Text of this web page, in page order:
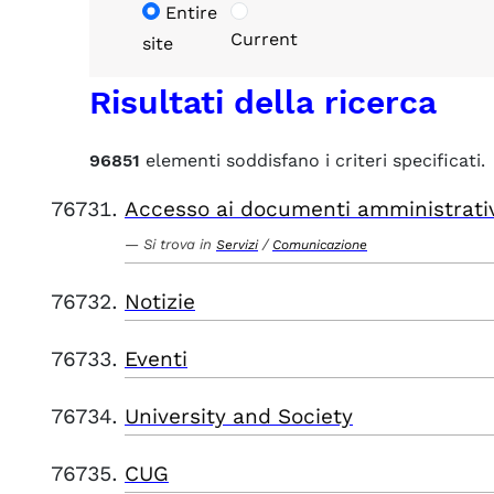
Entire
site
Current
Risultati della ricerca
96851 elementi soddisfano i criteri specificati.
Accesso ai documenti
Si trova in Servizi / Comunicazione
Notizie
Eventi
University and Society
CUG